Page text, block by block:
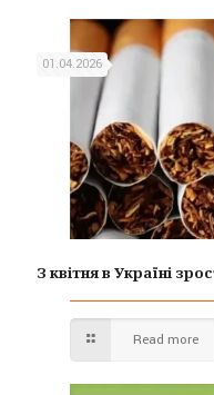
01.04.2026
З квітня в Україні
Read more